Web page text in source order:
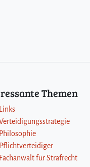
Themen
Links
Philosophie
Pflichtverteidiger
Fachanwalt für Strafrecht